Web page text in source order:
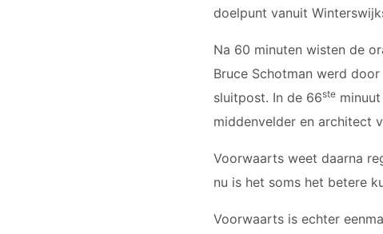
doelpunt vanuit
Na 60 minuten wisten de
Bruce Schotman werd
sluitpost. In de 66ste
middenvelder en architect
Voorwaarts weet daarna
nu is het soms het betere
Voorwaarts is echter